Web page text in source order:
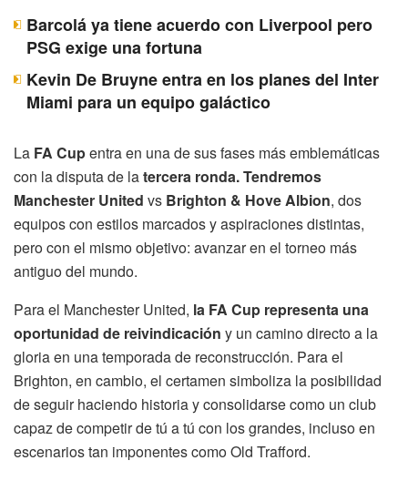
Barcolá ya tiene acuerdo con Liverpool pero
PSG exige una fortuna
Kevin De Bruyne entra en los planes del Inter
Miami para un equipo galáctico
La FA Cupentra en una de sus fases más emblemáticas
con la disputa de latercera ronda. Tendremos
Manchester United vs Brighton & Hove Albion, dos
equipos con estilos marcados y aspiraciones distintas,
pero con el mismo objetivo: avanzar en el torneo más
antiguo del mundo.
Para el Manchester United, la FA Cup representa una
oportunidad de reivindicación y un camino directo a la
gloria en una temporada de reconstrucción. Para el
Brighton, en cambio, el certamen simboliza la posibilidad
de seguir haciendo historia y consolidarse como un club
capaz de competir de tú a tú con los grandes, incluso en
escenarios tan imponentes como Old Trafford.